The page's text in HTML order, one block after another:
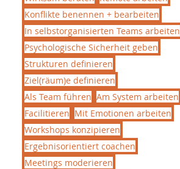
Konflikte benennen + bearbeiten
In selbstorganisierten Teams arbeiten
Psychologische Sicherheit geben
Strukturen definieren
Ziel(räum)e definieren
Als Team führen Am System arbeiten
Facilitieren Mit Emotionen arbeiten
Workshops konzipieren
Ergebnisorientiert coachen
Meetings moderieren